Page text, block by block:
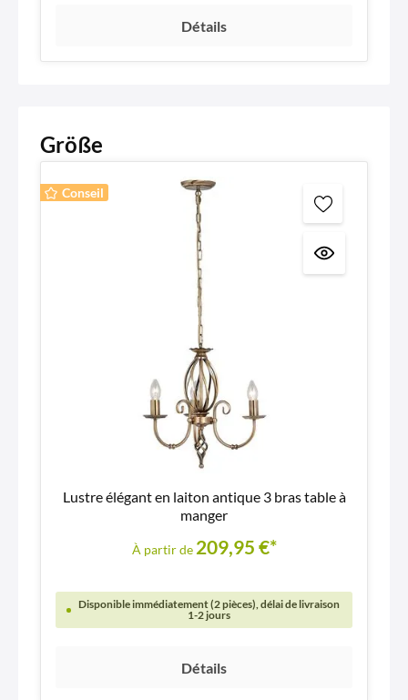
Détails
Größe
Conseil
Lustre élégant en laiton antique 3 bras table à
manger
À partir de 209,95 €*
Disponible immédiatement (2 pièces), délai de livraison
1-2 jours
Détails